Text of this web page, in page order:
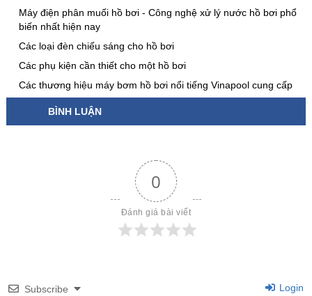
Máy điện phân muối hồ bơi - Công nghệ xử lý nước hồ bơi phổ
biến nhất hiện nay
Các loại đèn chiếu sáng cho hồ bơi
Các phụ kiện cần thiết cho một hồ bơi
Các thương hiệu máy bơm hồ bơi nổi tiếng Vinapool cung cấp
BÌNH LUẬN
0
Đánh giá bài viết
Subscribe Login